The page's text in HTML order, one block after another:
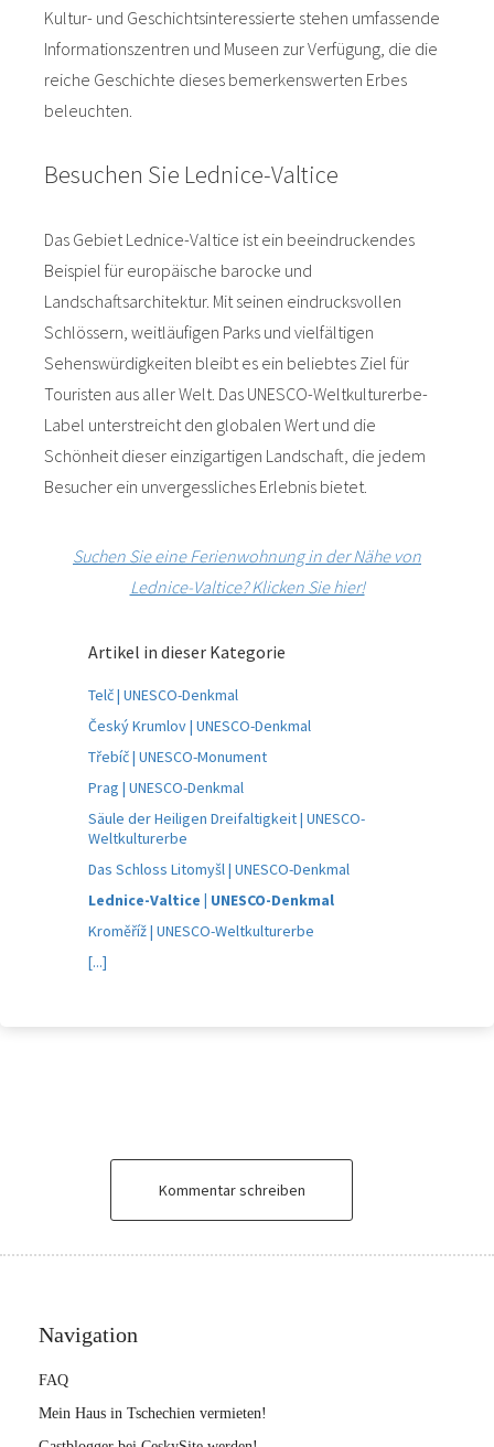
Kultur- und Geschichtsinteressierte stehen umfassende
Informationszentren und Museen zur Verfügung, die die
reiche Geschichte dieses bemerkenswerten Erbes
beleuchten.
Besuchen Sie Lednice-Valtice
Das Gebiet Lednice-Valtice ist ein beeindruckendes
Beispiel für europäische barocke und
Landschaftsarchitektur. Mit seinen eindrucksvollen
Schlössern, weitläufigen Parks und vielfältigen
Sehenswürdigkeiten bleibt es ein beliebtes Ziel für
Touristen aus aller Welt. Das UNESCO-Weltkulturerbe-
Label unterstreicht den globalen Wert und die
Schönheit dieser einzigartigen Landschaft, die jedem
Besucher ein unvergessliches Erlebnis bietet.
Suchen Sie eine Ferienwohnung in der Nähe von
Lednice-Valtice? Klicken Sie hier!
Artikel in dieser Kategorie
Telč | UNESCO-Denkmal
Český Krumlov | UNESCO-Denkmal
Třebíč | UNESCO-Monument
Prag | UNESCO-Denkmal
Säule der Heiligen Dreifaltigkeit | UNESCO-
Weltkulturerbe
Das Schloss Litomyšl | UNESCO-Denkmal
Lednice-Valtice | UNESCO-Denkmal
Kroměříž | UNESCO-Weltkulturerbe
[...]
Kommentar schreiben
Navigation
FAQ
Mein Haus in Tschechien vermieten!